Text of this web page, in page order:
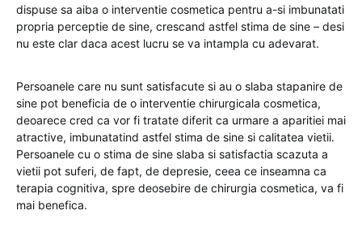
dispuse sa aiba o interventie cosmetica pentru a-si imbunatati
propria perceptie de sine, crescand astfel stima de sine – desi
nu este clar daca acest lucru se va intampla cu adevarat.
Persoanele care nu sunt satisfacute si au o slaba stapanire de
sine pot beneficia de o interventie chirurgicala cosmetica,
deoarece cred ca vor fi tratate diferit ca urmare a aparitiei mai
atractive, imbunatatind astfel stima de sine si calitatea vietii.
Persoanele cu o stima de sine slaba si satisfactia scazuta a
vietii pot suferi, de fapt, de depresie, ceea ce inseamna ca
terapia cognitiva, spre deosebire de chirurgia cosmetica, va fi
mai benefica.